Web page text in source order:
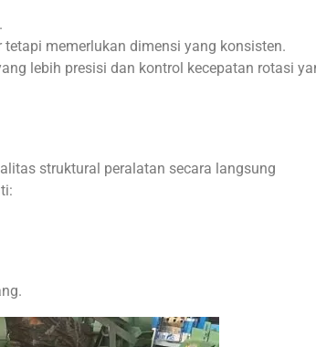
memerlukan dimensi yang konsisten.
lebih presisi dan kontrol kecepatan rotasi
struktural peralatan secara langsung